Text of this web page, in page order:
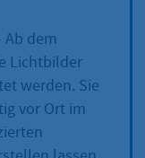
dem
Lichtbilder
werden. Sie
vor Ort im